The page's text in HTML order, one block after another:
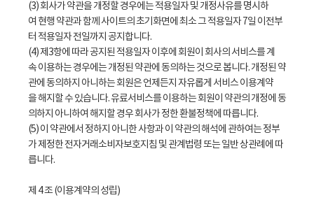
(3) 회사가 약관을 개정할 경우에는 적용일자 및 개정사유를 명시하
여 현행 약관과 함께 사이트의 초기화면에 최소 그 적용일자 7일 이전부
터 적용일자 전일까지 공지합니다.
(4) 제3항에 따라 공지된 적용일자 이후에 회원이 회사의 서비스를 계
속 이용하는 경우에는 개정된 약관에 동의하는 것으로 봅니다. 개정된 약
관에 동의하지 아니하는 회원은 언제든지 자유롭게 서비스 이용계약
을 해지할 수 있습니다. 유료서비스를 이용하는 회원이 약관의 개정에 동
의하지 아니하여 해지할 경우 회사가 정한 환불정책에 따릅니다.
(5) 이 약관에서 정하지 아니한 사항과 이 약관의 해석에 관하여는 정부
가 제정한 전자거래소비자보호지침 및 관계법령 또는 일반 상관례에 따
릅니다.
제 4 조 (이용계약의 성립)